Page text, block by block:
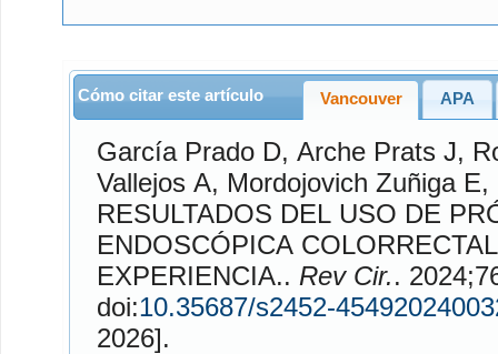
Cómo citar este artículo Vancouver APA
García PradoD, Arche PratsJ,
VallejosA, Mordojovich ZuñigaE,
RESULTADOS DEL USO DE
ENDOSCÓPICA
EXPERIENCIA.. Rev Cir.. 2024;76(3).
doi:10.35687/s2452-
2026].